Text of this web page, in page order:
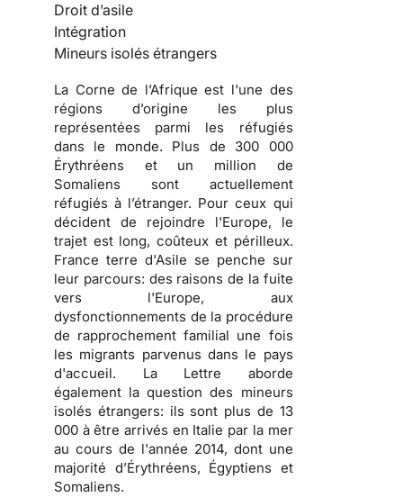
Droit d’asile
Intégration
Mineurs isolés étrangers
La Corne de l’Afrique est l'une des
régions d’origine les plus
représentées parmi les réfugiés
dans le monde. Plus de 300 000
Érythréens et un million de
Somaliens sont actuellement
réfugiés à l’étranger. Pour ceux qui
décident de rejoindre l'Europe, le
trajet est long, coûteux et périlleux.
France terre d'Asile se penche sur
leur parcours: des raisons de la fuite
vers l'Europe, aux
dysfonctionnements de la procédure
de rapprochement familial une fois
les migrants parvenus dans le pays
d'accueil. La Lettre aborde
également la question des mineurs
isolés étrangers: ils sont plus de 13
000 à être arrivés en Italie par la mer
au cours de l'année 2014, dont une
majorité d’Érythréens, Égyptiens et
Somaliens.